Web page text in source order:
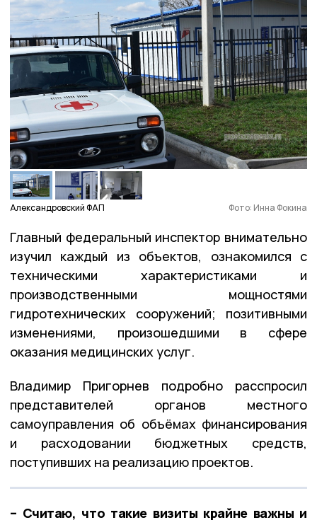
Александровский ФАП Фото: Инна Фокина
Главный федеральный инспектор внимательно
изучил каждый из объектов, ознакомился с
техническими характеристиками и
производственными мощностями
гидротехнических сооружений; позитивными
изменениями, произошедшими в сфере
оказания медицинских услуг.
Владимир Пригорнев подробно расспросил
представителей органов местного
самоуправления об объёмах финансирования
и расходовании бюджетных средств,
поступивших на реализацию проектов.
– Считаю, что такие визиты крайне важны и